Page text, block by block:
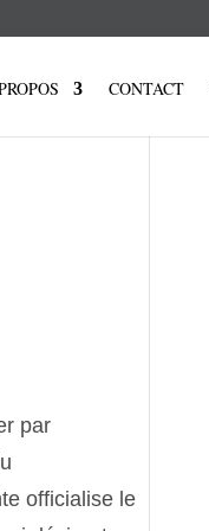
CONTACT
par
officialise le